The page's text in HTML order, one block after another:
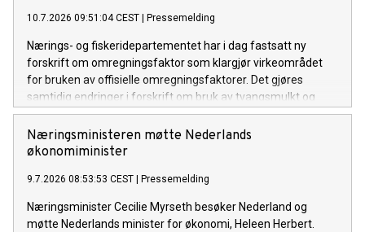
10.7.2026 09:51:04 CEST | Pressemelding
Nærings- og fiskeridepartementet har i dag fastsatt ny
forskrift om omregningsfaktor som klargjør virkeområdet
for bruken av offisielle omregningsfaktorer. Det gjøres
samtidig endringer i forskrift om bruk av tvangsmulkt og
overtredelsesgebyr ved brudd på havressurslova og
deltakerloven, i tråd med sanksjonsreglene i den nye
forskriften.
Næringsministeren møtte Nederlands
økonomiminister
9.7.2026 08:53:53 CEST | Pressemelding
Næringsminister Cecilie Myrseth besøker Nederland og
møtte Nederlands minister for økonomi, Heleen Herbert.